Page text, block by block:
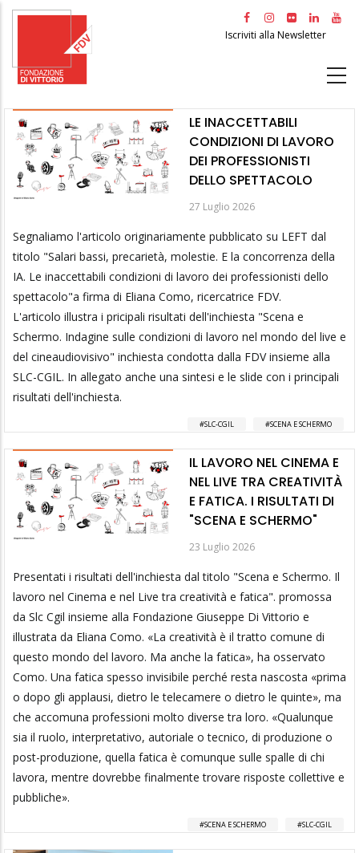
Salta
principale
Iscriviti alla Newsletter
LE INACCETTABILI
CONDIZIONI DI LAVORO
DEI PROFESSIONISTI
DELLO SPETTACOLO
27 Luglio 2026
Segnaliamo l'articolo originariamente pubblicato su LEFT dal
titolo "Salari bassi, precarietà, molestie. E la concorrenza della
IA. Le inaccettabili condizioni di lavoro dei professionisti dello
spettacolo"a firma di Eliana Como, ricercatrice FDV.
L'articolo illustra i pricipali risultati dell'inchiesta "Scena e
Schermo. Indagine sulle condizioni di lavoro nel mondo del live e
del cineaudiovisivo" inchiesta condotta dalla FDV insieme alla
SLC-CGIL. In allegato anche una sintesi e le slide con i principali
risultati dell'inchiesta.
SLC-CGIL SCENA E SCHERMO
IL LAVORO NEL CINEMA E
NEL LIVE TRA CREATIVITÀ
E FATICA. I RISULTATI DI
"SCENA E SCHERMO"
23 Luglio 2026
Presentati i risultati dell'inchiesta dal titolo "Scena e Schermo. Il
lavoro nel Cinema e nel Live tra creatività e fatica". promossa
da Slc Cgil insieme alla Fondazione Giuseppe Di Vittorio e
illustrata da Eliana Como. «La creatività è il tratto comune di
questo mondo del lavoro. Ma anche la fatica», ha osservato
Como. Una fatica spesso invisibile perché resta nascosta «prima
o dopo gli applausi, dietro le telecamere o dietro le quinte», ma
che accomuna professioni molto diverse tra loro. «Qualunque
sia il ruolo, interpretativo, autoriale o tecnico, di produzione o
post-produzione, quella fatica è comunque sulle spalle di chi
lavora, mentre dovrebbe finalmente trovare risposte collettive e
pubbliche».
SCENA E SCHERMO SLC-CGIL